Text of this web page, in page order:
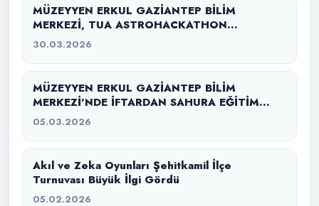
MÜZEYYEN ERKUL GAZİANTEP BİLİM
MERKEZİ, TUA ASTROHACKATHON
GAZİANTEP 2026’YA EV SAHİPLİĞİ YAPTI
30.03.2026
MÜZEYYEN ERKUL GAZİANTEP BİLİM
MERKEZİ’NDE İFTARDAN SAHURA EĞİTİM
SEFERBERLİĞİ
05.03.2026
Akıl ve Zeka Oyunları Şehitkamil İlçe
Turnuvası Büyük İlgi Gördü
05.02.2026